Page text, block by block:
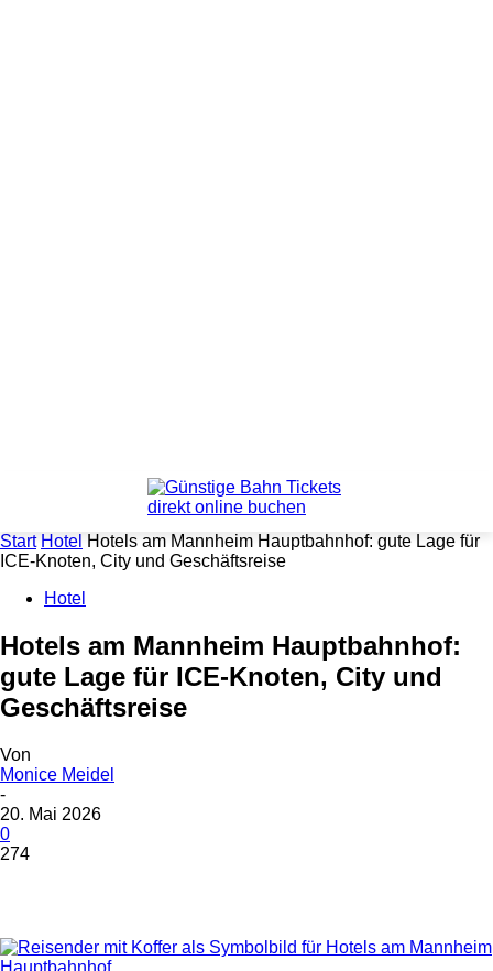
Start Hotel Hotels am Mannheim Hauptbahnhof: gute Lage für
ICE-Knoten, City und Geschäftsreise
Hotel
Hotels am Mannheim Hauptbahnhof:
gute Lage für ICE-Knoten, City und
Geschäftsreise
Von
Monice Meidel
-
20. Mai 2026
0
274